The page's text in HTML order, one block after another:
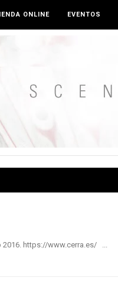
ONLINE EVENTOS
2016. https://www.cerra.es/ ...